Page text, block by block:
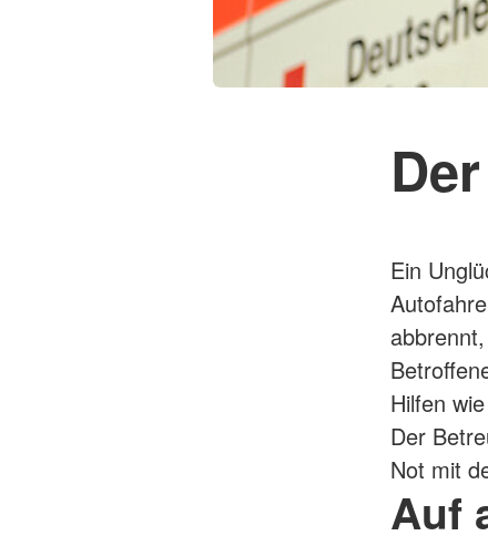
Ein
Hilfen
Der
Not mit
Auf